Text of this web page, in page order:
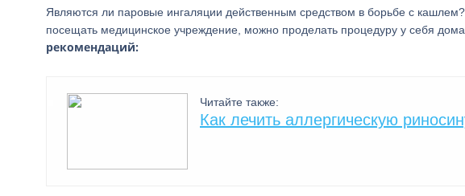
Являются ли паровые ингаляции действенным средством в борьбе с
посещать медицинское учреждение, можно проделать процедуру у себя дома.
рекомендаций:
Читайте также:
Как лечить аллергическую